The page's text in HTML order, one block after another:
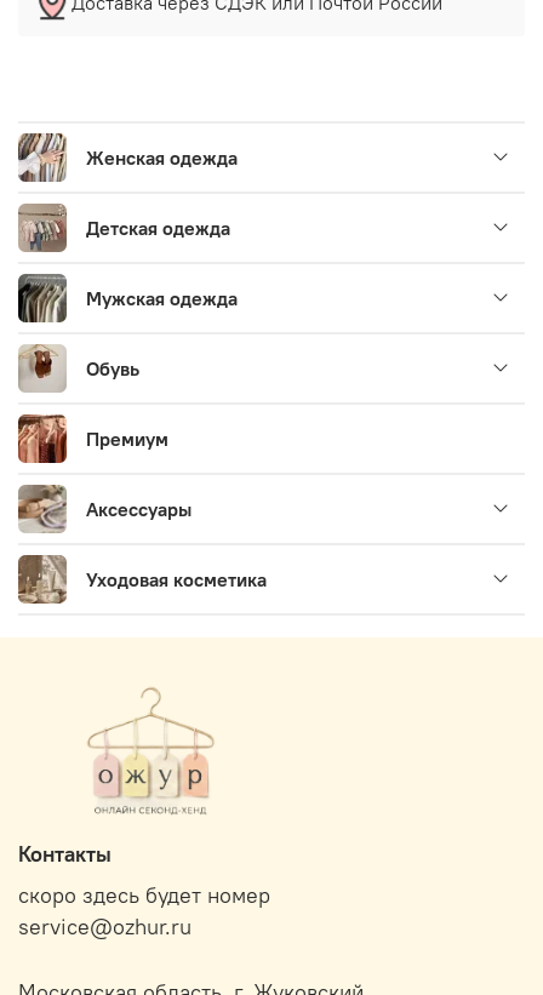
Женская одежда
Детская одежда
Мужская одежда
Обувь
Премиум
Аксессуары
Уходовая косметика
Контакты
скоро здесь будет номер
service@ozhur.ru